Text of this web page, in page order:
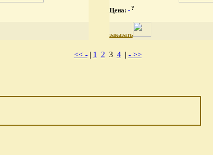
Цена: - ?
заказать
<< -| 1 2 3 4 | - >>